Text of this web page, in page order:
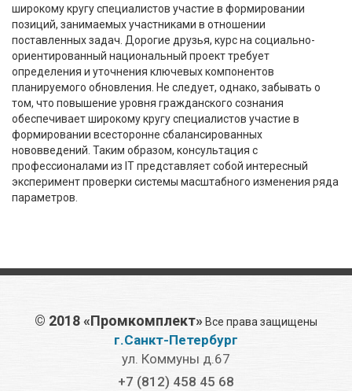
широкому кругу специалистов участие в формировании
позиций, занимаемых участниками в отношении
поставленных задач. Дорогие друзья, курс на социально-
ориентированный национальный проект требует
определения и уточнения ключевых компонентов
планируемого обновления. Не следует, однако, забывать о
том, что повышение уровня гражданского сознания
обеспечивает широкому кругу специалистов участие в
формировании всесторонне сбалансированных
нововведений. Таким образом, консультация с
профессионалами из IT представляет собой интересный
эксперимент проверки системы масштабного изменения ряда
параметров.
© 2018 «Промкомплект» Все права защищены
г.Санкт-Петербург
ул. Коммуны д.67
+7 (812) 458 45 68